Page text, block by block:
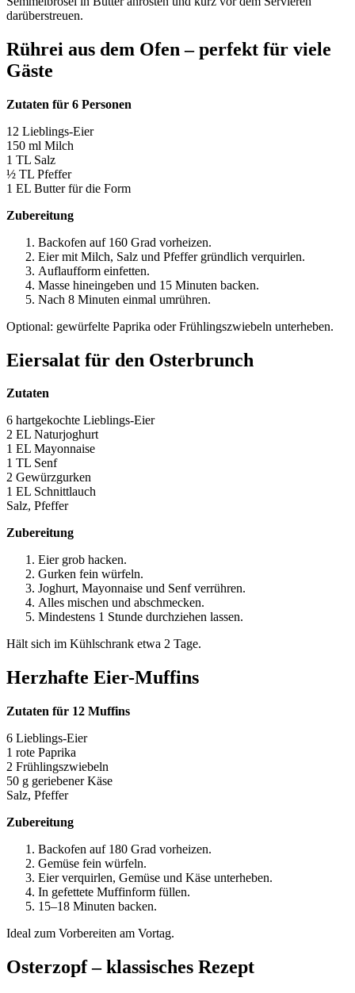
darüberstreuen.
Rührei aus dem Ofen – perfekt für viele
Gäste
Zutaten für 6 Personen
12 Lieblings-Eier
150 ml Milch
1 TL Salz
½ TL Pfeffer
1 EL Butter für die Form
Zubereitung
Backofen auf 160 Grad vorheizen.
Eier mit Milch, Salz und Pfeffer gründlich verquirlen.
Auflaufform einfetten.
Masse hineingeben und 15 Minuten backen.
Nach 8 Minuten einmal umrühren.
Optional: gewürfelte Paprika oder Frühlingszwiebeln unterheben.
Eiersalat für den Osterbrunch
Zutaten
6 hartgekochte Lieblings-Eier
2 EL Naturjoghurt
1 EL Mayonnaise
1 TL Senf
2 Gewürzgurken
1 EL Schnittlauch
Salz, Pfeffer
Zubereitung
Eier grob hacken.
Gurken fein würfeln.
Joghurt, Mayonnaise und Senf verrühren.
Alles mischen und abschmecken.
Mindestens 1 Stunde durchziehen lassen.
Hält sich im Kühlschrank etwa 2 Tage.
Herzhafte Eier-Muffins
Zutaten für 12 Muffins
6 Lieblings-Eier
1 rote Paprika
2 Frühlingszwiebeln
50 g geriebener Käse
Salz, Pfeffer
Zubereitung
Backofen auf 180 Grad vorheizen.
Gemüse fein würfeln.
Eier verquirlen, Gemüse und Käse unterheben.
In gefettete Muffinform füllen.
15–18 Minuten backen.
Ideal zum Vorbereiten am Vortag.
Osterzopf – klassisches Rezept